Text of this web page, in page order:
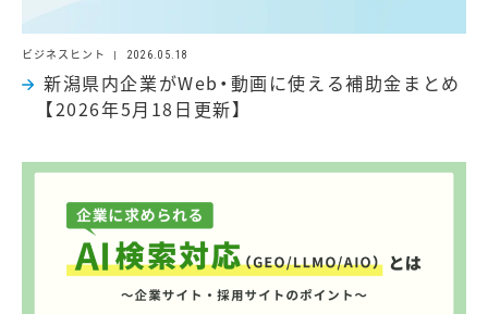
ビジネスヒント 2026.05.18
新潟県内企業がWeb・動画に使える補助金まとめ
【2026年5月18日更新】